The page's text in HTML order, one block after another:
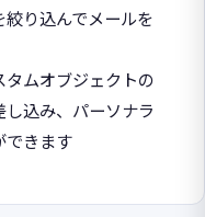
り込んでメールを
タムオブジェクトの
込み、パーソナラ
できます